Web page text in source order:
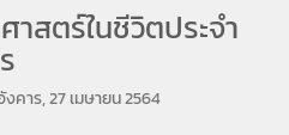
สตร์ในชีวิตประจำ
งคาร, 27 เมษายน 2564